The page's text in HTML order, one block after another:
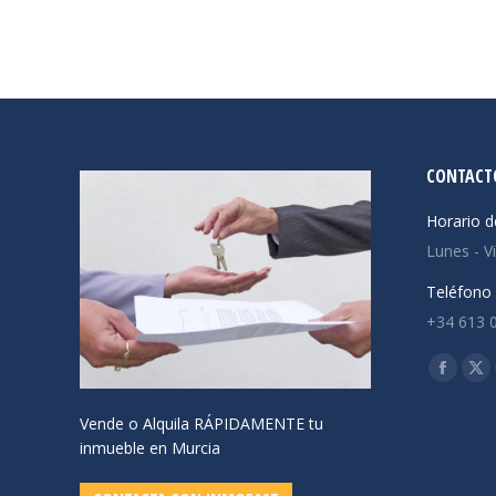
Vende o Alquila RÁPIDAMENTE tu
inmueble en Murcia
Horario
Lunes -
Teléfono
+34 613
X